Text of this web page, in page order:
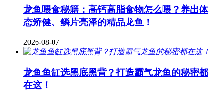
龙鱼喂食秘籍：高钙高脂食物怎么喂？养出体
态矫健、鳞片亮泽的精品龙鱼！
2026-08-07
龙鱼鱼缸选黑底黑背？打造霸气龙鱼的秘密都
在这！